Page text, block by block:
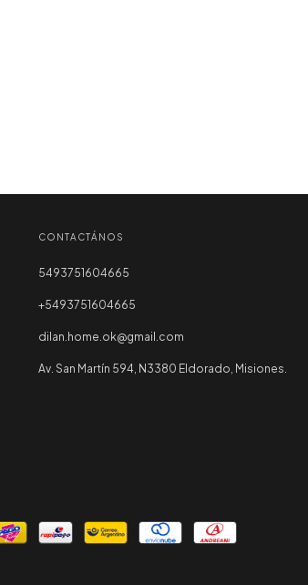
CONTACTÁNOS
5493751604665
+5493751604665
dilan.home.ok@gmail.com
Av. San Martín 594, N3380 Eldorado, Misiones.